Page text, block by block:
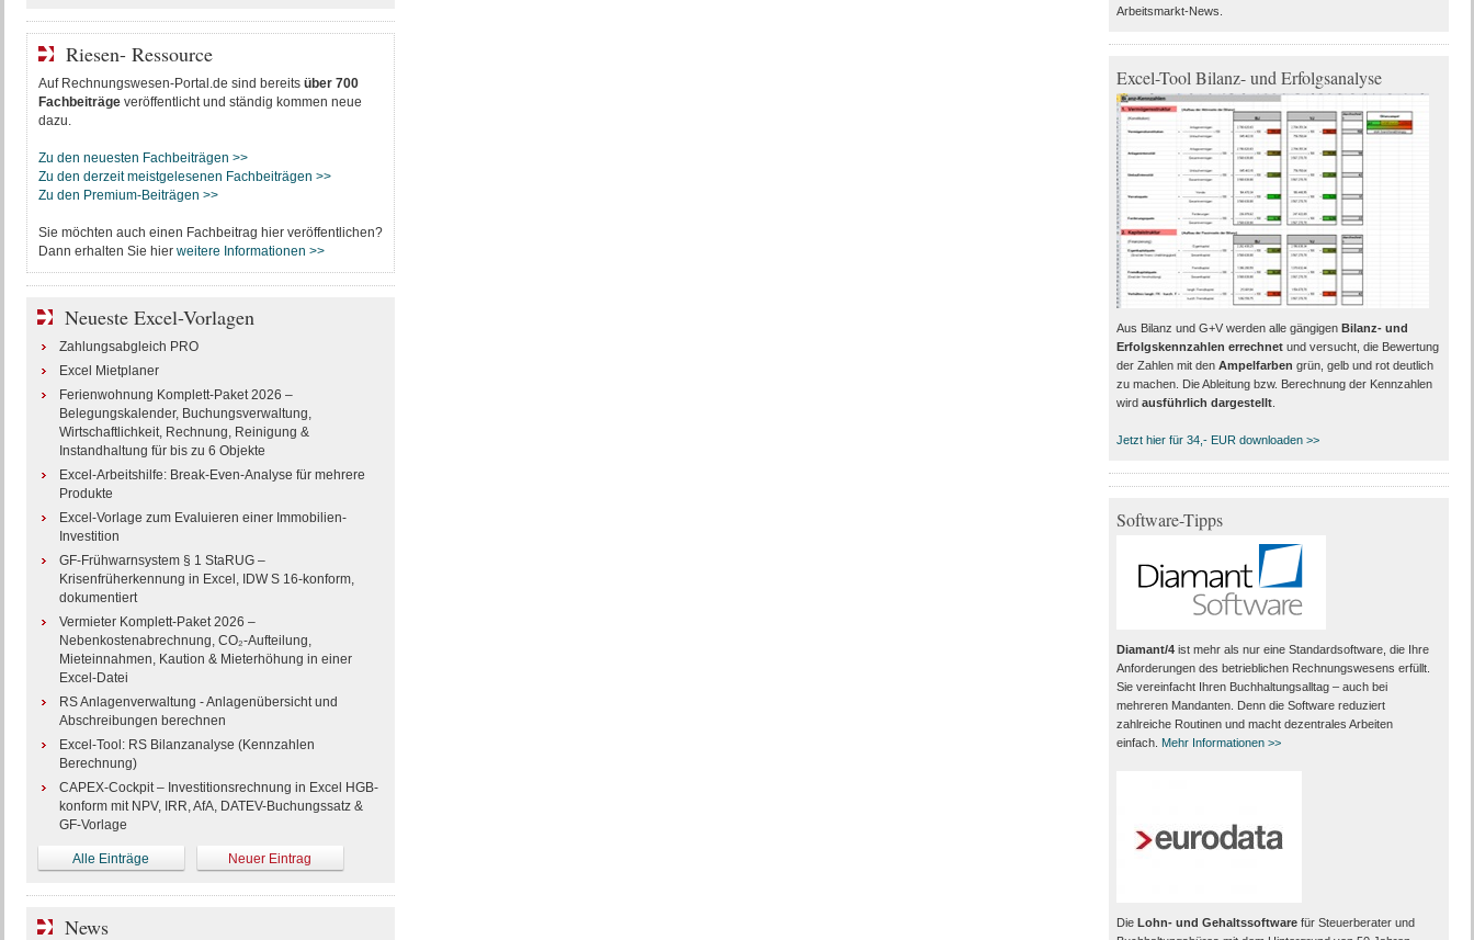
Riesen- Ressource
Auf Rechnungswesen-Portal.de sind bereits über 700
Fachbeiträgeveröffentlicht und ständig kommen neue
dazu.
Zu den neuesten Fachbeiträgen >>
Zu den derzeit meistgelesenen Fachbeiträgen >>
Zu den Premium-Beiträgen >>
Sie möchten auch einen Fachbeitrag hier veröffentlichen?
Dann erhalten Sie hier weitere Informationen >>
Neueste Excel-Vorlagen
Zahlungsabgleich PRO
Excel Mietplaner
Ferienwohnung Komplett-Paket 2026 –
Belegungskalender, Buchungsverwaltung,
Wirtschaftlichkeit, Rechnung, Reinigung &
Instandhaltung für bis zu 6 Objekte
Excel-Arbeitshilfe: Break-Even-Analyse für mehrere
Produkte
Excel-Vorlage zum Evaluieren einer Immobilien-
Investition
GF-Frühwarnsystem § 1 StaRUG –
Krisenfrüherkennung in Excel, IDW S 16-konform,
dokumentiert
Vermieter Komplett-Paket 2026 –
Nebenkostenabrechnung, CO₂-Aufteilung,
Mieteinnahmen, Kaution & Mieterhöhung in einer
Excel-Datei
RS Anlagenverwaltung - Anlagenübersicht und
Abschreibungen berechnen
Excel-Tool: RS Bilanzanalyse (Kennzahlen
Berechnung)
CAPEX-Cockpit – Investitionsrechnung in Excel HGB-
konform mit NPV, IRR, AfA, DATEV-Buchungssatz &
GF-Vorlage
Alle Einträge Neuer Eintrag
News
Arbeitsmarkt-News.
Excel-Tool Bilanz- und Erfolgsanalyse
Aus Bilanz und G+V werden alle gängigen Bilanz- und
Erfolgskennzahlen errechnetund versucht, die Bewertung
der Zahlen mit den Ampelfarben grün, gelb und rot deutlich
zu machen. Die Ableitung bzw. Berechnung der Kennzahlen
wird ausführlich dargestellt.
Jetzt hier für 34,- EUR downloaden >>
Software-Tipps
Diamant/4 ist mehr als nur eine Standardsoftware, die Ihre
Anforderungen des betrieblichen Rechnungswesens erfüllt.
Sie vereinfacht Ihren Buchhaltungsalltag – auch bei
mehreren Mandanten. Denn die Software reduziert
zahlreiche Routinen und macht dezentrales Arbeiten
einfach. Mehr Informationen >>
Die Lohn- und Gehaltssoftwarefür Steuerberater und